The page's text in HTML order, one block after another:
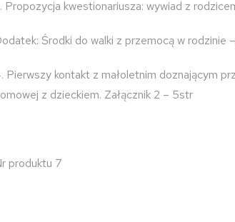
Propozycja kwestionariusza: wywiad z
Środki do walki z przemocą w
Pierwszy kontakt z małoletnim doznającym
z dzieckiem. Załącznik 2 – 5str
produktu 7